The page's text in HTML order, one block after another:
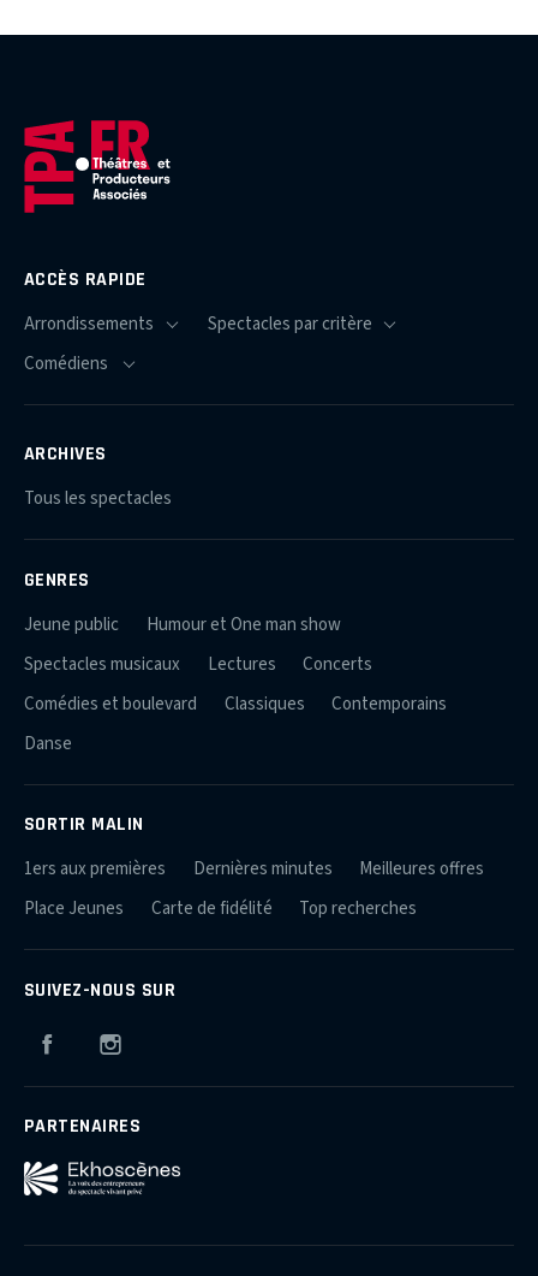
ACCÈS RAPIDE
ARCHIVES
Tous les spectacles
GENRES
Jeune public
Humour et One man show
Spectacles musicaux
Lectures
Concerts
Comédies et boulevard
Classiques
Contemporains
Danse
SORTIR MALIN
1ers aux premières Dernières minutes
Meilleures offres
Place Jeunes
Carte de fidélité Top recherches
SUIVEZ-NOUS SUR
Facebook
PARTENAIRES